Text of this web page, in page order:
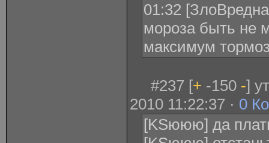
01:32
мороза быть не
максимум
#237 [+ -150 -]
2010 11:22:37 · 0
[KSююю] да